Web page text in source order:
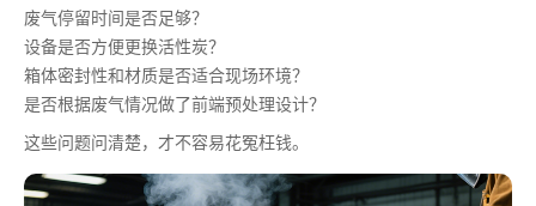
废气停留时间是否足够？
设备是否方便更换活性炭？
箱体密封性和材质是否适合现场环境？
是否根据废气情况做了前端预处理设计？
这些问题问清楚，才不容易花冤枉钱。